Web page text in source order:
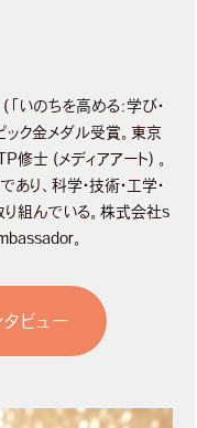
いのちを高める：学び・
ック金メダル受賞。東京
士 (メディアアート) 。
り、科学・技術・工学・
組んでいる。株式会社s
。
ビュー